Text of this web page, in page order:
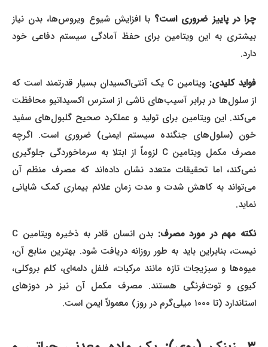
چرا در پاییز ضروری است؟با افزایش شیوع ویروس‌ها، بدن نیاز
بیشتری به این ویتامین برای حفظ آمادگی سیستم دفاعی خود
دارد.
فواید کلیدی:
ویتامین C یک آنتی‌اکسیدان بسیار قدرتمند است که
از سلول‌ها در برابر آسیب‌های ناشی از استرس اکسیداتیو محافظت
می‌کند. این ویتامین برای تولید و عملکرد صحیح گلبول‌های سفید
خون (سلول‌های جنگنده سیستم ایمنی) ضروری است. اگرچه
مصرف مکمل ویتامین C لزوماً از ابتلا به سرماخوردگی جلوگیری
نمی‌کند، اما تحقیقات متعدد نشان داده‌اند که مصرف منظم آن
می‌تواند به کاهش شدت و مدت زمان علائم بیماری کمک شایانی
نماید.
نکته مهم در مورد مصرف:
بدن انسان قادر به ذخیره ویتامین C
نیست، بنابراین باید به طور روزانه دریافت شود. بهترین منابع آن،
میوه‌ها و سبزیجات تازه مانند مرکبات، فلفل دلمه‌ای، کلم بروکلی،
کیوی و توت‌فرنگی هستند. مصرف مکمل آن نیز در دوزهای
استاندارد (تا ۱۰۰۰ میلی‌گرم در روز) معمولاً ایمن است.